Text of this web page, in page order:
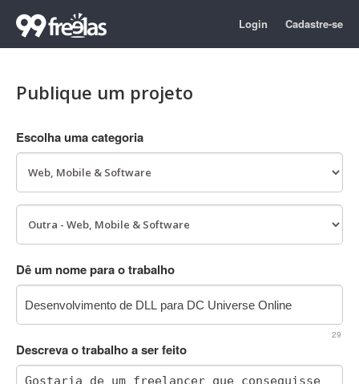
Login Cadastre-se
Publique um projeto
Escolha uma categoria
Dê um nome para o trabalho
29
Descreva o trabalho a ser feito